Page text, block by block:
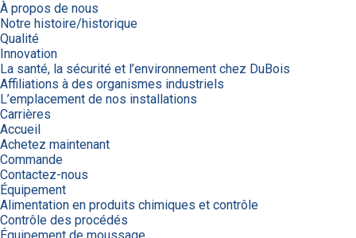
À propos de nous
Notre histoire/historique
Qualité
Innovation
La santé, la sécurité et l’environnement chez DuBois
Affiliations à des organismes industriels
L’emplacement de nos installations
Carrières
Accueil
Achetez maintenant
Commande
Contactez-nous
Équipement
Alimentation en produits chimiques et contrôle
Contrôle des procédés